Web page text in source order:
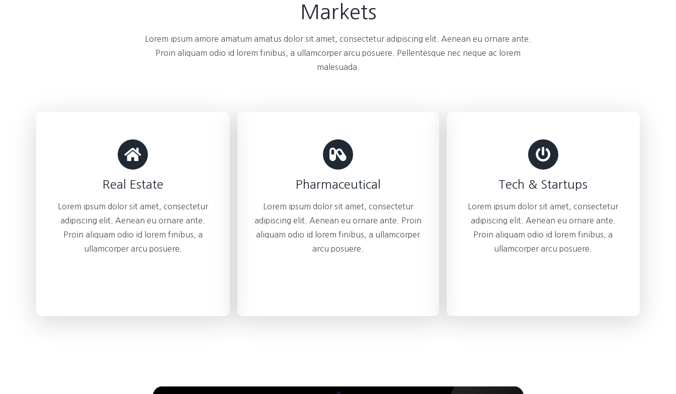
Markets
Lorem ipsum amore amatum amatus dolor sit amet, consectetur adipiscing elit. Aenean eu ornare ante.
Proin aliquam odio id lorem finibus, a ullamcorper arcu posuere. Pellentesque nec neque ac lorem
malesuada.
Real Estate
Lorem ipsum dolor sit amet, consectetur
adipiscing elit. Aenean eu ornare ante.
Proin aliquam odio id lorem finibus, a
ullamcorper arcu posuere.
Pharmaceutical
Lorem ipsum dolor sit amet, consectetur
adipiscing elit. Aenean eu ornare ante. Proin
aliquam odio id lorem finibus, a ullamcorper
arcu posuere.
Tech & Startups
Lorem ipsum dolor sit amet, consectetur
adipiscing elit. Aenean eu ornare ante.
Proin aliquam odio id lorem finibus, a
ullamcorper arcu posuere.